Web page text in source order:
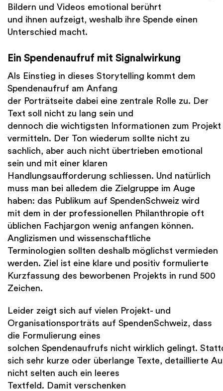
Bildern und Videos emotional berührt
und ihnen aufzeigt, weshalb ihre Spende einen
Unterschied macht.
Ein Spendenaufruf mit Signalwirkung
Als Einstieg in dieses Storytelling kommt dem
Spendenaufruf am Anfang
der Porträtseite dabei eine zentrale Rolle zu. Der
Text soll nicht zu lang sein und
dennoch die wichtigsten Informationen zum Projekt
vermitteln. Der Ton wiederum sollte nicht zu
sachlich, aber auch nicht übertrieben emotional
sein und mit einer klaren
Handlungsaufforderung schliessen. Und natürlich
muss man bei alledem die Zielgruppe im Auge
haben: das Publikum auf SpendenSchweiz wird
mit dem in der professionellen Philanthropie oft
üblichen Fachjargon wenig anfangen können.
Anglizismen und wissenschaftliche
Terminologien sollten deshalb möglichst vermieden
werden. Ziel ist eine klare und positiv formulierte
Kurzfassung des beworbenen Projekts in rund 500
Zeichen.
Leider zeigt sich auf vielen Projekt- und
Organisationsporträts auf SpendenSchweiz, dass
die Formulierung eines
solchen Spendenaufrufs nicht wirklich gelingt.
sich sehr kurze oder überlange Texte, detaillierte
nicht selten auch ein leeres
Textfeld. Damit verschenken